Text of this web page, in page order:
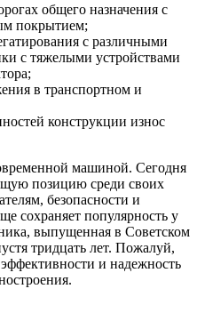
общего назначения с
покрытием;
с различными
с тяжелыми устройствами
в транспортном и
конструкции износ
машиной. Сегодня
позицию среди своих
безопасности и
сохраняет популярность у
выпущенная в Советском
тридцать лет. Пожалуй,
и надежность